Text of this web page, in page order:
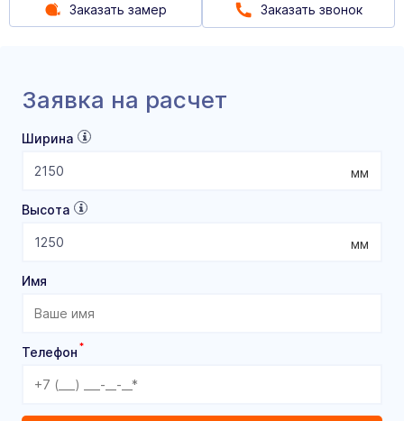
Заказать замер Заказать звонок
Заявка на расчет
Ширина
мм
Высота
мм
Имя
Телефон *